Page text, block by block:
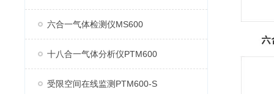
六合一气体检测仪MS600
十八合一气体分析仪PTM600
受限空间在线监测PTM600-S